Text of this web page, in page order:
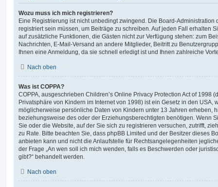
Wozu muss ich mich registrieren?
Eine Registrierung ist nicht unbedingt zwingend. Die Board-Administration
registriert sein müssen, um Beiträge zu schreiben. Auf jeden Fall erhalten
auf zusätzliche Funktionen, die Gästen nicht zur Verfügung stehen: zum
Nachrichten, E-Mail-Versand an andere Mitglieder, Beitritt zu
Ihnen eine Anmeldung, da sie schnell erledigt ist und Ihnen zahlreiche
Nach oben
Was ist COPPA?
COPPA, ausgeschrieben Children’s Online Privacy Protection Act of 1998
Privatsphäre von Kindern im Internet von 1998) ist ein Gesetz in den USA,
möglicherweise persönliche Daten von Kindern unter 13 Jahren erheben,
beziehungsweise des oder der Erziehungsberechtigten benötigen. Wenn
Sie oder die Website, auf der Sie sich zu registrieren versuchen, zutrifft,
zu Rate. Bitte beachten Sie, dass phpBB Limited und der Besitzer dieses
anbieten kann und nicht die Anlaufstelle für Rechtsangelegenheiten
der Frage „An wen soll ich mich wenden, falls es Beschwerden oder
gibt?“ behandelt werden.
Nach oben